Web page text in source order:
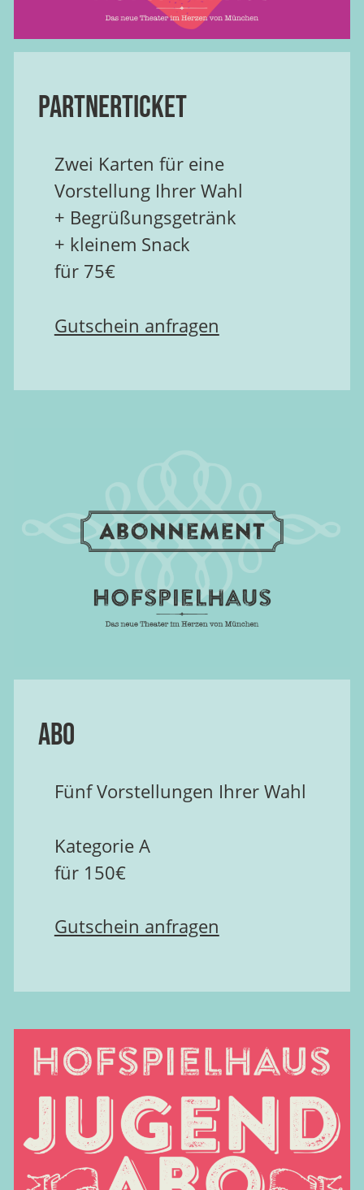
Partnerticket
Zwei Karten für eine
Vorstellung Ihrer Wahl
+ Begrüßungsgetränk
+ kleinem Snack
für 75€
Gutschein anfragen
Abo
Fünf Vorstellungen Ihrer Wahl
Kategorie A
für 150€
Gutschein anfragen